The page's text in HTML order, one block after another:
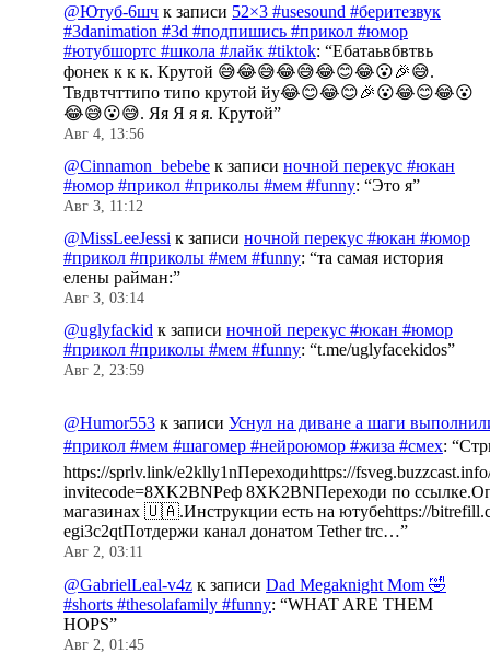
@Ютуб-6шч к записи 52×3 #usesound #беритезвук
#3danimation #3d #подпишись #прикол #юмор
#ютубшортс #школа #лайк #tiktok: “Ебатаьвбвтвь
фонек к к к. Крутой 😅😂😅😂😅😂😊😂😮🎉😅.
Твдвтчттипо типо крутой йу😂😊😂😊🎉😮😂😊😂😮
😂😅😮😅. Яя Я я я. Крутой”
Авг 4, 13:56
@Cinnamon_bebebe к записи ночной перекус #юкан
#юмор #прикол #приколы #мем #funny: “Это я”
Авг 3, 11:12
@MissLeeJessi к записи ночной перекус #юкан #юмор
#прикол #приколы #мем #funny: “та самая история
елены райман:”
Авг 3, 03:14
@uglyfackid к записи ночной перекус #юкан #юмор
#прикол #приколы #мем #funny: “t.me/uglyfacekidos”
Авг 2, 23:59
@Humor553 к записи Уснул на диване а шаги
#прикол #мем #шагомер #нейроюмор #жиза #смех: “
https://sprlv.link/e2klly1nПереходиhttps://
invitecode=8XK2BNРеф 8XK2BNПереходи по
магазинах 🇺🇦.Инструкции есть на ютубеhttps://
egi3c2qtПотдержи канал донатом Tether trc…”
Авг 2, 03:11
@GabrielLeal-v4z к записи Dad Megaknight Mom 🤣
#shorts #thesolafamily #funny: “WHAT ARE THEM
HOPS”
Авг 2, 01:45